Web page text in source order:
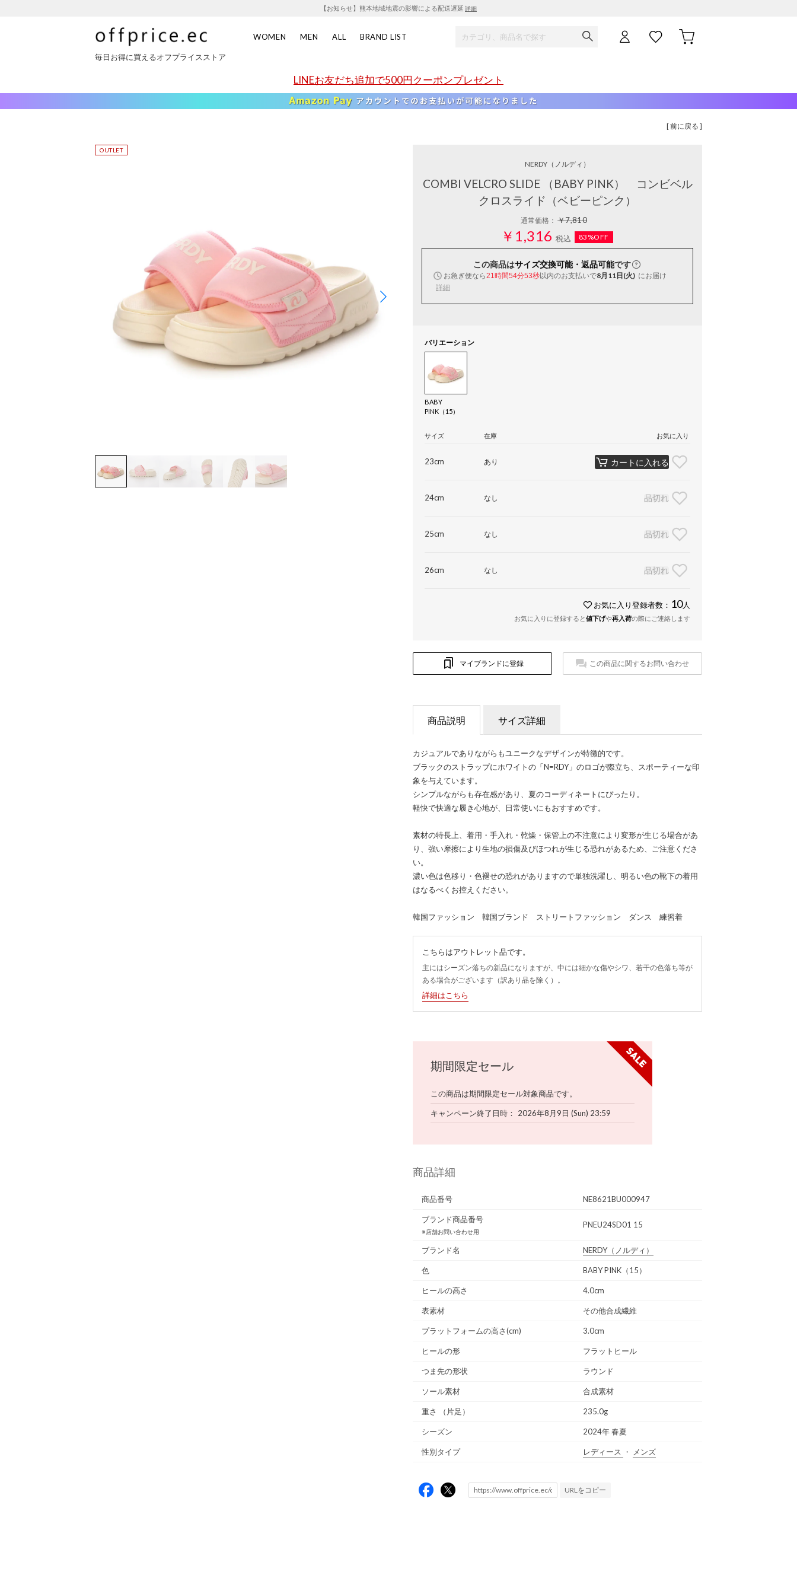
【お知らせ】熊本地域地震の影響による配送遅延 詳細
WOMEN MEN ALL BRAND LIST
毎日お得に買えるオフプライスストア
LINEお友だち追加で500円クーポンプレゼント
[ 前に戻る ]
NERDY （ノルディ）
COMBI VELCRO SLIDE （BABY PINK） コンビベル
クロスライド（ベビーピンク）
通常価格：￥7,810
￥1,316 税込 83%OFF
この商品はサイズ交換可能・返品可能です
お急ぎ便なら21時間54分52秒以内のお支払いで8月11日(火) にお届け
詳細
バリエーション
BABY
PINK（15）
サイズ 在庫 お気に入り
23cm あり カートに入れる
24cm なし 品切れ
25cm なし 品切れ
26cm なし 品切れ
お気に入り登録者数： 10人
お気に入りに登録すると値下げや再入荷の際にご連絡します
マイブランドに登録 この商品に関するお問い合わせ
商品説明 サイズ詳細
カジュアルでありながらもユニークなデザインが特徴的です。
ブラックのストラップにホワイトの「N=RDY」のロゴが際立ち、スポーティーな印
象を与えています。
シンプルながらも存在感があり、夏のコーディネートにぴったり。
軽快で快適な履き心地が、日常使いにもおすすめです。
素材の特長上、着用・手入れ・乾燥・保管上の不注意により変形が生じる場合があ
り、強い摩擦により生地の損傷及びほつれが生じる恐れがあるため、ご注意くださ
い。
濃い色は色移り・色褪せの恐れがありますので単独洗濯し、明るい色の靴下の着用
はなるべくお控えください。
韓国ファッション 韓国ブランド ストリートファッション ダンス 練習着
こちらはアウトレット品です。
主にはシーズン落ちの新品になりますが、中には細かな傷やシワ、若干の色落ち等が
ある場合がございます（訳あり品を除く）。
詳細はこちら
期間限定セール
この商品は期間限定セール対象商品です。
キャンペーン終了日時 2026年8月9日 (Sun) 23:59
商品詳細
商品番号 NE8621BU000947
ブランド商品番号
※店舗お問い合わせ用
PNEU24SD01 15
ブランド名 NERDY（ノルディ）
色 BABY PINK（15）
ヒールの高さ 4.0cm
表素材 その他合成繊維
プラットフォームの高さ(cm) 3.0cm
ヒールの形 フラットヒール
つま先の形状 ラウンド
ソール素材 合成素材
重さ （片足） 235.0g
シーズン 2024年 春夏
性別タイプ レディース ・ メンズ
URLをコピー